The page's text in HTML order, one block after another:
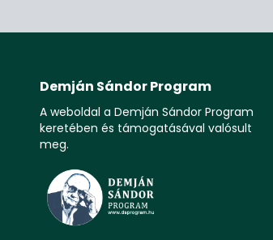
Demján Sándor Program
A weboldal a Demján Sándor Program
keretében és támogatásával valósult
meg.